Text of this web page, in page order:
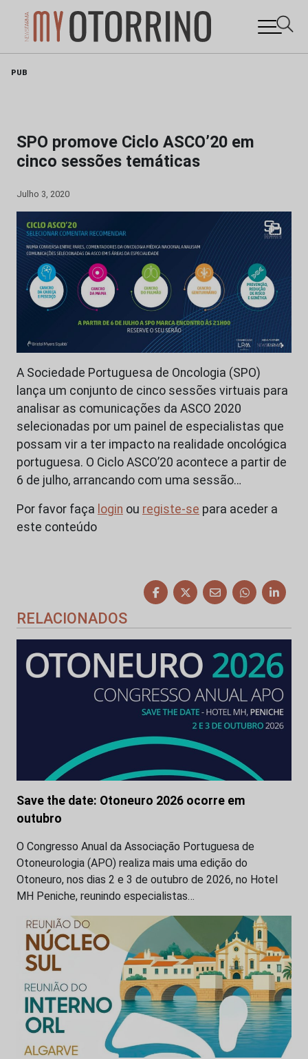
PUB
SPO promove Ciclo ASCO’20 em
cinco sessões temáticas
Julho 3, 2020
A Sociedade Portuguesa de Oncologia (SPO)
lança um conjunto de cinco sessões virtuais para
analisar as comunicações da ASCO 2020
selecionadas por um painel de especialistas que
possam vir a ter impacto na realidade oncológica
portuguesa. O Ciclo ASCO’20 acontece a partir de
6 de julho, arrancando com uma sessão…
Por favor faça login ou registe-se para aceder a
este conteúdo
RELACIONADOS
Save the date: Otoneuro 2026 ocorre em
outubro
O Congresso Anual da Associação Portuguesa de
Otoneurologia (APO) realiza mais uma edição do
Otoneuro, nos dias 2 e 3 de outubro de 2026, no Hotel
MH Peniche, reunindo especialistas…